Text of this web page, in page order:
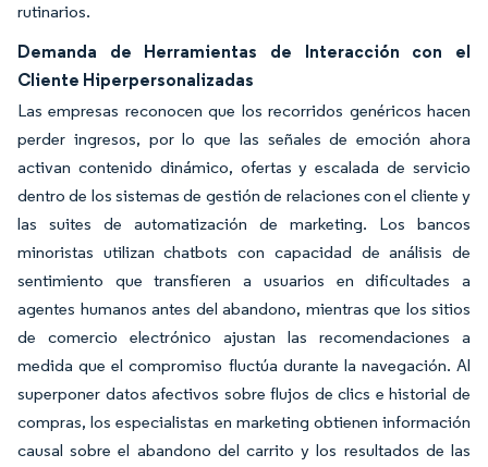
rutinarios.
Demanda de Herramientas de Interacción con el
Cliente Hiperpersonalizadas
Las empresas reconocen que los recorridos genéricos hacen
perder ingresos, por lo que las señales de emoción ahora
activan contenido dinámico, ofertas y escalada de servicio
dentro de los sistemas de gestión de relaciones con el cliente y
las suites de automatización de marketing. Los bancos
minoristas utilizan chatbots con capacidad de análisis de
sentimiento que transfieren a usuarios en dificultades a
agentes humanos antes del abandono, mientras que los sitios
de comercio electrónico ajustan las recomendaciones a
medida que el compromiso fluctúa durante la navegación. Al
superponer datos afectivos sobre flujos de clics e historial de
compras, los especialistas en marketing obtienen información
causal sobre el abandono del carrito y los resultados de las